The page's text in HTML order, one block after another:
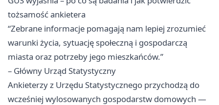
tożsamość ankietera
“Zebrane informacje pomagają nam lepiej zrozumieć
warunki życia, sytuację społeczną i gospodarczą
miasta oraz potrzeby jego mieszkańców.”
– Główny Urząd Statystyczny
Ankieterzy z Urzędu Statystycznego przychodzą do
wcześniej wylosowanych gospodarstw domowych —